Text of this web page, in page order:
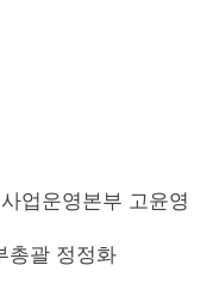
업운영본부 고윤영
괄 정정화